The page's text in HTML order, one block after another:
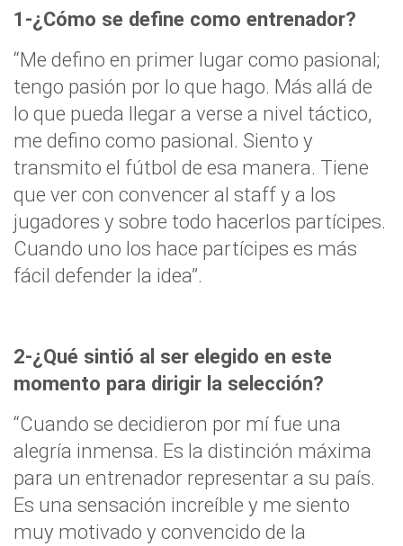
1-¿Cómo se define como entrenador?
“Me defino en primer lugar como pasional;
tengo pasión por lo que hago. Más allá de
lo que pueda llegar a verse a nivel táctico,
me defino como pasional. Siento y
transmito el fútbol de esa manera. Tiene
que ver con convencer al staff y a los
jugadores y sobre todo hacerlos partícipes.
Cuando uno los hace partícipes es más
fácil defender la idea”.
2-¿Qué sintió al ser elegido en este
momento para dirigir la selección?
“Cuando se decidieron por mí fue una
alegría inmensa. Es la distinción máxima
para un entrenador representar a su país.
Es una sensación increíble y me siento
muy motivado y convencido de la